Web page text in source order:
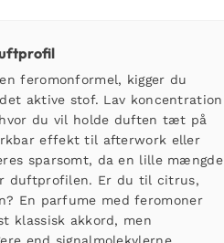
feromonformel, kigger du
aktive stof. Lav koncentration
du vil holde duften tæt på
effekt til afterwork eller
sparsomt, da en lille mængde
duftprofilen. Er du til citrus,
En parfume med feromoner
klassisk akkord, men